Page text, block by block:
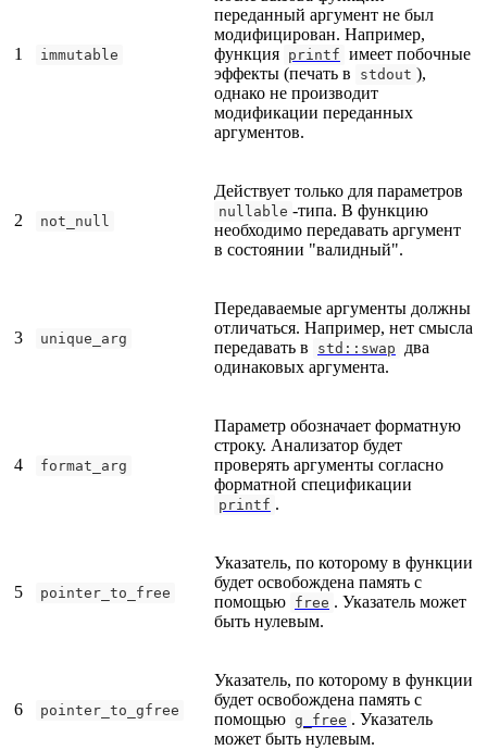
1 immutable
переданный аргумент не был
модифицирован. Например,
функция printf имеет побочные
эффекты (печать в
stdout ),
однако не производит
модификации переданных
аргументов.
2 not_null
Действует только для параметров
nullable -типа. В функцию
необходимо передавать аргумент
в состоянии "валидный".
3 unique_arg
Передаваемые аргументы должны
отличаться. Например, нет смысла
передавать в
std::swap
два
одинаковых аргумента.
4 format_arg
Параметр обозначает форматную
строку. Анализатор будет
проверять аргументы согласно
форматной спецификации
printf .
5 pointer_to_free
Указатель, по которому в функции
будет освобождена память с
помощью free . Указатель может
быть нулевым.
6 pointer_to_gfree
Указатель, по которому в функции
будет освобождена память с
помощью g_free . Указатель
может быть нулевым.